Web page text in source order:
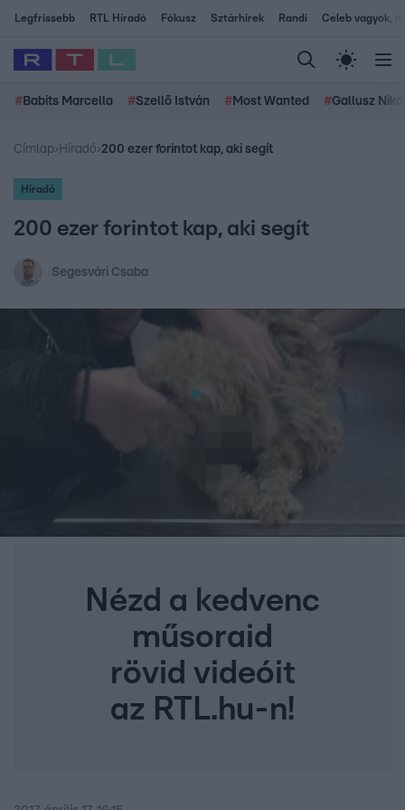
Legfrissebb RTL Híradó Fókusz Sztárhírek Randi Celeb vagyok,
# Babits Marcella #Szellő István # Most Wanted #Gallusz
Címlap› Híradó›200 ezer forintot kap, aki segít
Híradó
200 ezer forintot kap, aki segít
Segesvári Csaba
Nézd a kedvenc
műsoraid
rövid videóit
az RTL.hu-n!